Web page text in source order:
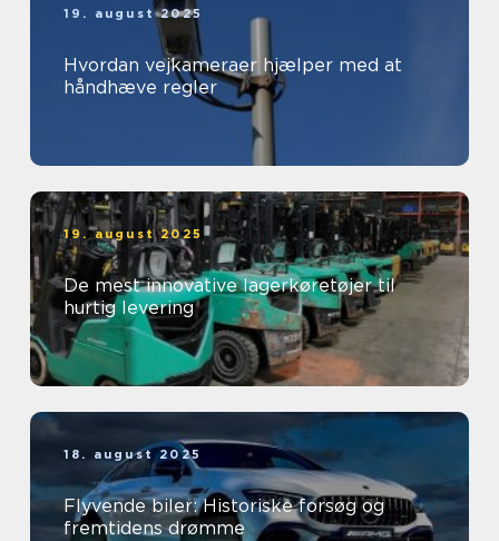
19. august 2025
Hvordan vejkameraer hjælper med at
håndhæve regler
19. august 2025
De mest innovative lagerkøretøjer til
hurtig levering
18. august 2025
Flyvende biler: Historiske forsøg og
fremtidens drømme